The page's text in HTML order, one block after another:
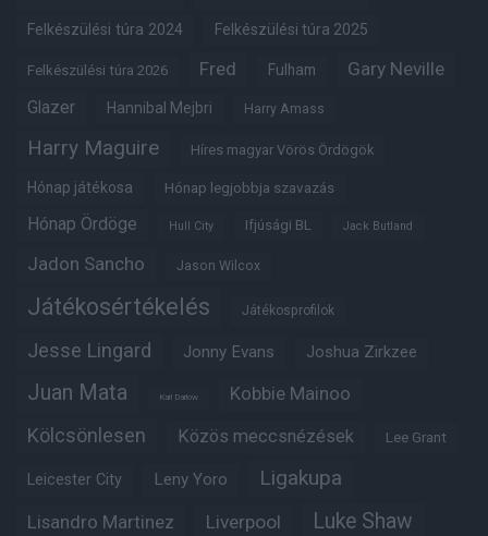
Felkészülési túra 2024 Felkészülési túra 2025
Felkészülési túra 2026 Fred Fulham Gary Neville
Glazer Hannibal Mejbri Harry Amass
Harry Maguire Híres magyar Vörös Ördögök
Hónap játékosa Hónap legjobbja szavazás
Hónap Ördöge Hull City Ifjúsági BL Jack Butland
Jadon Sancho Jason Wilcox
Játékosértékelés Játékosprofilok
Jesse Lingard Jonny Evans Joshua Zirkzee
Juan Mata Karl Darlow Kobbie Mainoo
Kölcsönlesen Közös meccsnézések Lee Grant
Leicester City Leny Yoro Ligakupa
Lisandro Martinez Liverpool Luke Shaw